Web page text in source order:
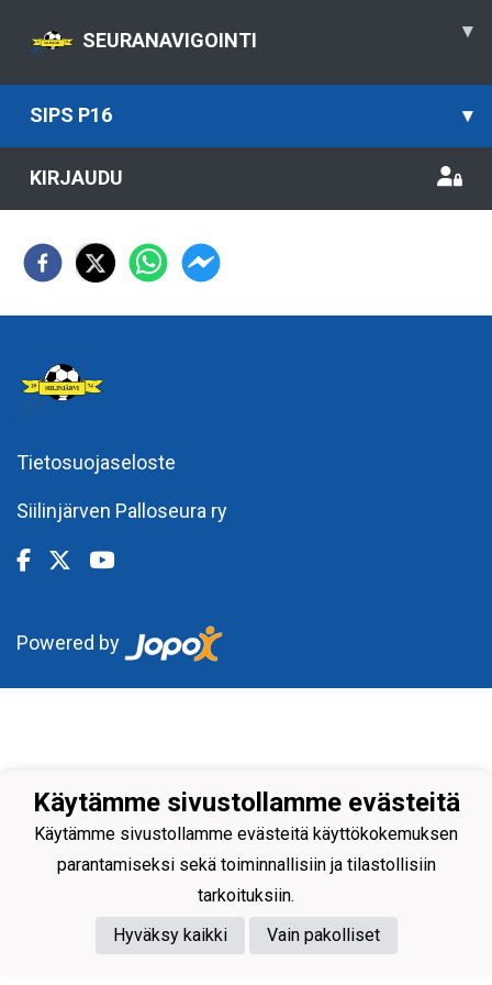
SEURANAVIGOINTI ▾
SIPS P16 ▾
KIRJAUDU
Tietosuojaseloste
Siilinjärven Palloseura ry
Powered by
Käytämme sivustollamme evästeitä
Käytämme sivustollamme evästeitä käyttökokemuksen
parantamiseksi sekä toiminnallisiin ja tilastollisiin
tarkoituksiin.
Hyväksy kaikki
Vain pakolliset